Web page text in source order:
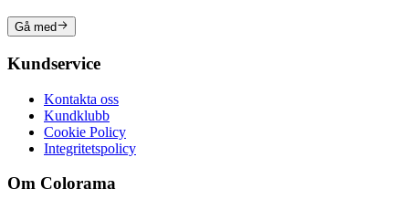
Gå med
Kundservice
Kontakta oss
Kundklubb
Cookie Policy
Integritetspolicy
Om Colorama